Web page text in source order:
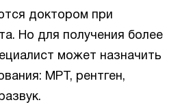
доктором при
Но для получения более
может назначить
МРТ, рентген,